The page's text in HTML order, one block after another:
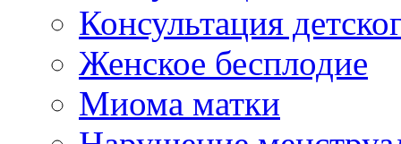
Консультация
Женское бесплодие
Миома матки